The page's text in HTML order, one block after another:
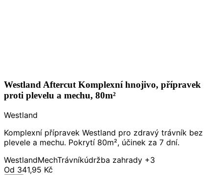
Westland Aftercut Komplexní hnojivo, přípravek
proti plevelu a mechu, 80m²
Westland
Komplexní přípravek Westland pro zdravý trávník bez
plevele a mechu. Pokrytí 80m², účinek za 7 dní.
WestlandMechTrávníkúdržba zahrady +3
Od 341,95 Kč